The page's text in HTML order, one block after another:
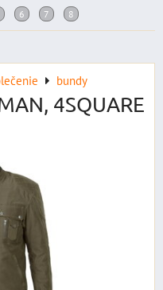
bundy
4SQUARE